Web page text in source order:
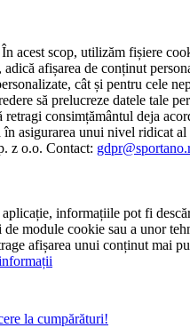
acest scop, utilizăm fișiere
afișarea de conținut
cât și pentru cele
să prelucreze datele tale
consimțământul deja
asigurarea unui nivel ridicat
z o.o. Contact:
informațiile pot fi
module cookie sau a unor
afișarea unui conținut mai
la cumpărături!